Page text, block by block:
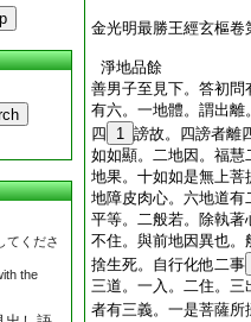
てくださ
the
金光明最勝王經玄樞卷
淨地品餘
善男子至見下。答初
有六。一地體。謂出離
四
1 謗故。四謗者離
如如顯。二地因。福慧
地果。十如如是無上菩
地障皮肉心。六地道有
平等。二般若。除執
不住。與前地因異也。
捨生死。自行化他二事
三道。一入。二住。
者有三義。一是菩薩所